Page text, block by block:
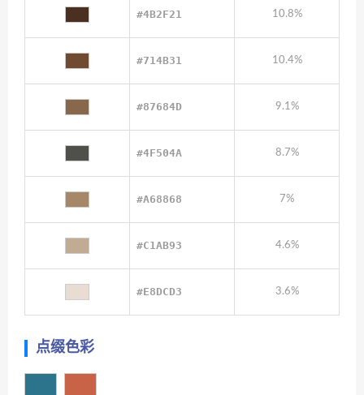
#4B2F21 10.8%
#714B31 10.4%
#87684D 9.1%
#4F504A 8.7%
#A68868 7%
#C1AB93 4.6%
#E8DCD3 3.6%
点缀色彩